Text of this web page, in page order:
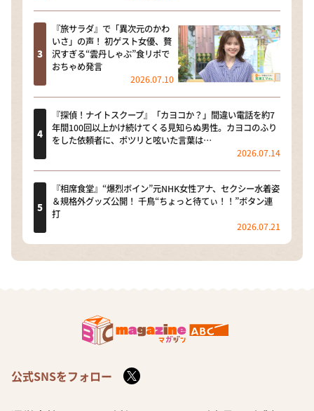
『旅サラダ』で「異次元のかわ
いさ」の声！ 初ゲスト女優、贅
沢すぎる“雲丹しゃぶ”食リポで
おちゃめ発言
2026.07.10
『探偵！ナイトスクープ』「カヨコか？」間違い電話を約7
年間100回以上かけ続けてくる見知らぬ男性。カヨコのふり
をした依頼者に、ポツリと呟いた言葉は…
2026.07.14
『相席食堂』“爆烈ボイン”元NHK女性アナ、セクシー水着姿
＆規格外グッズ公開！ 千鳥“ちょっと待てぃ！！”ボタン連
打
2026.07.21
公式SNSをフォロー